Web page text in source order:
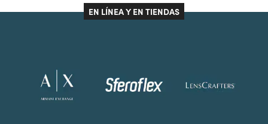
EN LÍNEA Y EN TIENDAS